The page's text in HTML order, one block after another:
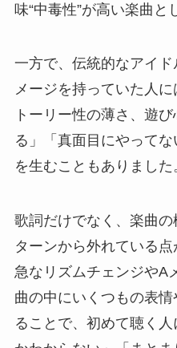
味“中毒性”が高い楽曲と
一方で、伝統的なアイ
メージを持っていた人
トーリー性の薄さ、遊
る」「真面目にやって
を生むこともありました
歌詞だけでなく、楽曲
ターンから外れている点
急なリズムチェンジやA
曲の中にいくつもの表
ることで、初めて聴く